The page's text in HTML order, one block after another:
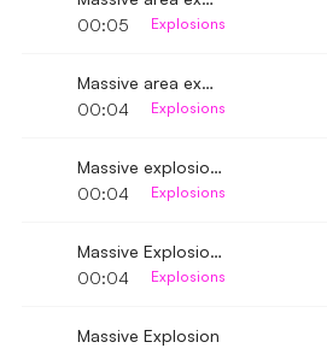
00:05
Explosions
Massive area explosion
00:04
Explosions
Massive explosion near
00:04
Explosions
Massive Explosion distant
00:04
Explosions
Massive Explosion